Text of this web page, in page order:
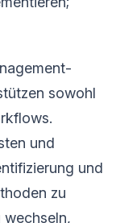
sowohl
und
und
zu
wechseln,